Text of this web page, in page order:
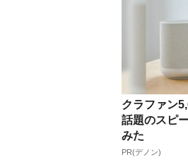
クラファン
話題のスピ
みた
PR(デノン)